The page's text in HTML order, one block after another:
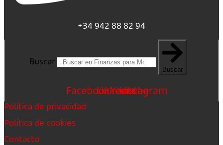
+34 942 88 82 94
Buscar
Buscar
FacebookLinkedin
Youtube
Instagram
Política de privacidad
Política de cookies
Contacto